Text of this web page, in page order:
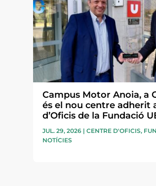
Campus Motor Anoia, a
és el nou centre adherit
d’Oficis de la Fundació
JUL. 29, 2026 |CENTRE D'OFICIS,
NOTÍCIES